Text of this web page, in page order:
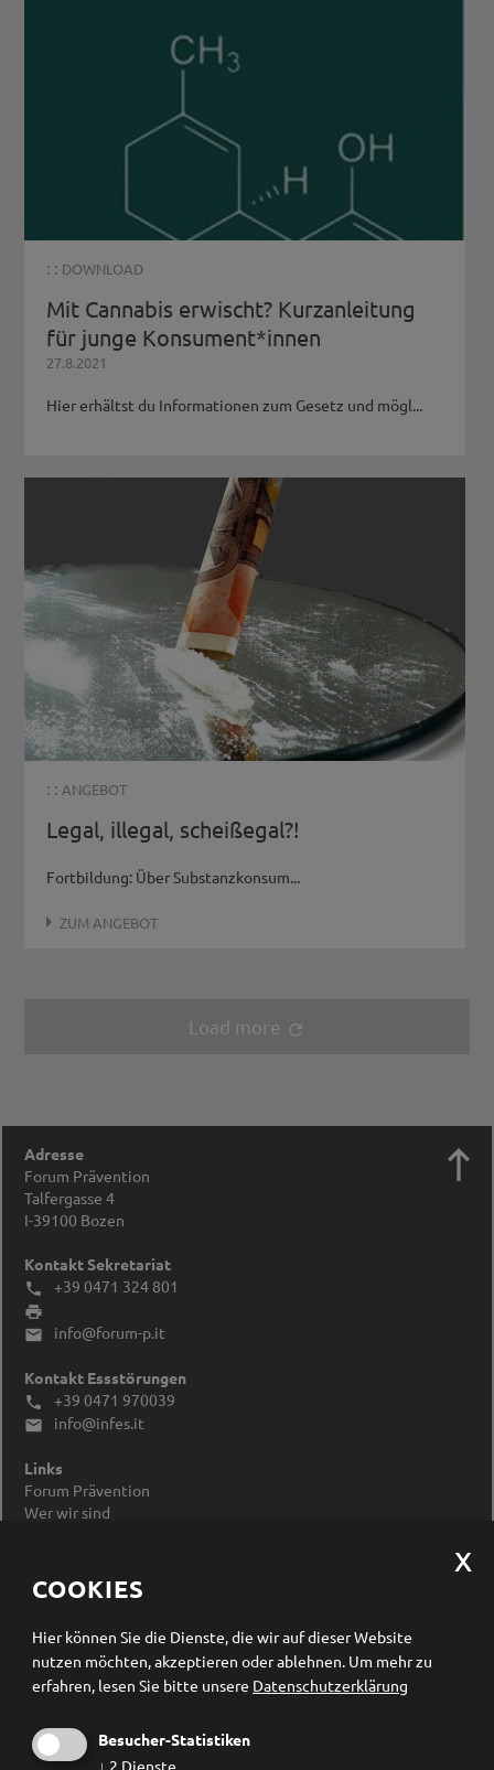
: : DOWNLOAD
Mit Cannabis erwischt? Kurzanleitung
für junge Konsument*innen
27.8.2021
Hier erhältst du Informationen zum Gesetz und mögl...
: : ANGEBOT
Legal, illegal, scheißegal?!
Fortbildung: Über Substanzkonsum...
ZUM ANGEBOT
Load more refresh
Adresse
Forum Prävention
Talfergasse 4
I-39100 Bozen
Kontakt Sekretariat
 +39 0471 324 801


info@forum-p.it
Kontakt Essstörungen
 +39 0471 970039
 info@infes.it
Links
Forum Prävention
Wer wir sind
Cookieeinstellungen ändern

Newsletter Anmeldung
COOKIES
Hier können Sie die Dienste, die wir auf dieser Website
nutzen möchten, akzeptieren oder ablehnen. Um mehr zu
erfahren, lesen Sie bitte unsere Datenschutzerklärung
Besucher-Statistiken
↓ 2 Dienste